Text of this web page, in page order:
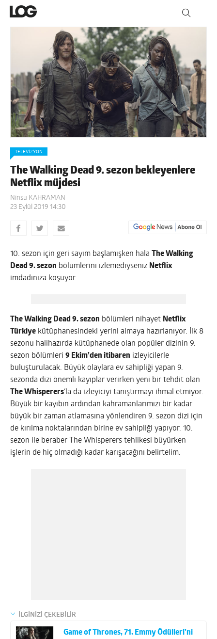
TELEVIZYON
The Walking Dead 9. sezon bekleyenlere
Netflix müjdesi
Ninsu KAHRAMAN
23 Eylül 2019 14:30
10. sezon için geri sayım başlamışken hala
The Walking
Dead 9. sezon bölümlerini izlemediyseniz Netflix
imdadınıza koşuyor.
The Walking Dead 9. sezon bölümleri nihayet Netflix
Türkiye kütüphanesindeki yerini almaya hazırlanıyor. İlk 8
sezonu halihazırda kütüphanede olan popüler dizinin 9.
sezon bölümleri9 Ekim’den itibaren izleyicilerle
buluşturulacak. Büyük olaylara ev sahipliği yapan 9.
sezonda dizi önemli kayıplar verirken yeni bir tehdit olan
The Whisperers‘la da izleyiciyi tanıştırmayı ihmal etmiyor.
Büyük bir kayıbın ardından kahramanlarımızı bir kadar
büyük bir zaman atlamasına yönlendiren 9. sezon dizi için
de kırılma noktalarından birine ev sahipliği yapıyor. 10.
sezon ile beraber The Whisperers tehlikesi büyürken
işlerin de hiç olmadığı kadar karışacağını belirtelim.
İLGİNİZİ ÇEKEBİLİR
Game of Thrones, 71. Emmy Ödülleri’ni